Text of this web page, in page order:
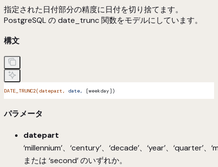
指定された日付部分の精度に日付を切り捨てます。
PostgreSQL の date_trunc 関数をモデルにしています。
構文
DATE_TRUNC2(datepart, date, [weekday])
パラメータ
datepart
‘millennium’、‘century’、‘decade’、‘year’、‘quarter’、
または ‘second’ のいずれか。